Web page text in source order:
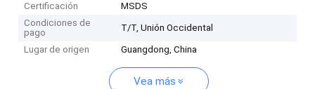
Certificación
MSDS
Condiciones de
pago
T/T, Unión Occidental
Lugar de origen Guangdong, China
Vea más